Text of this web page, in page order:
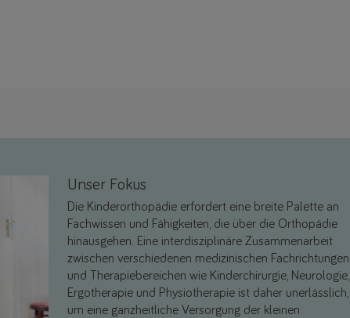
Unser Fokus
Die Kinderorthopädie erfordert eine breite Palette an
Fachwissen und Fähigkeiten, die über die Orthopädie
hinausgehen. Eine interdisziplinäre Zusammenarbeit
zwischen verschiedenen medizinischen Fachrichtungen
und Therapiebereichen wie Kinderchirurgie, Neurologie,
Ergotherapie und Physiotherapie ist daher unerlässlich,
um eine ganzheitliche Versorgung der kleinen